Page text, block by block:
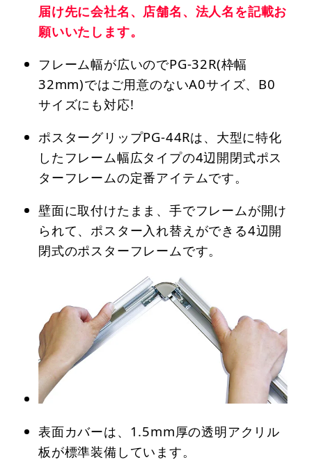
届け先に会社名、店舗名、法人名を記載お
願いいたします。
フレーム幅が広いのでPG-32R(枠幅
32mm)ではご用意のないA0サイズ、B0
サイズにも対応!
ポスターグリップPG-44Rは、大型に特化
したフレーム幅広タイプの4辺開閉式ポス
ターフレームの定番アイテムです。
壁面に取付けたまま、手でフレームが開け
られて、ポスター入れ替えができる4辺開
閉式のポスターフレームです。
表面カバーは、1.5mm厚の透明アクリル
板が標準装備しています。